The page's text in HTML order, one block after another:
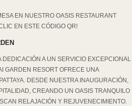
EN NUESTRO OASIS RESTAURANT
EN ESTE CÓDIGO QR!
A UN SERVICIO EXCEPCIONAL
GARDEN RESORT OFRECE UNA
DESDE NUESTRA INAUGURACIÓN,
CREANDO UN OASIS TRANQUILO
RELAJACIÓN Y REJUVENECIMIENTO.